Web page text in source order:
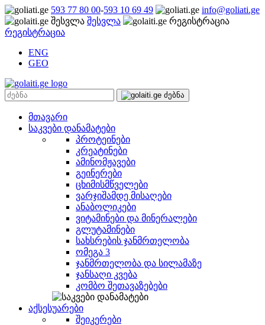
593 77 80 00-593 10 69 49
info@goliati.ge
შესვლა
რეგისტრაცია
ENG
GEO
მთავარი
საკვები დანამატები
პროტეინები
კრეატინები
ამინომჟავები
გეინერები
ცხიმისმწველები
ვარჯიშამდე მისაღები
ანაბოლიკები
ვიტამინები და მინერალები
გლუტამინები
სახსრების ჯანმრთელობა
ომეგა 3
ჯანმრთელობა და სილამაზე
ჯანსაღი კვება
კომბო შეთავაზებები
აქსესუარები
შეიკერები